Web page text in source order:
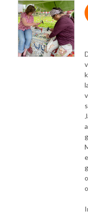
bij heldere hemel
gesmoord, relaties
later zijn er nog altijd meer
de stand van zaken? Dit
ministerie van VWS